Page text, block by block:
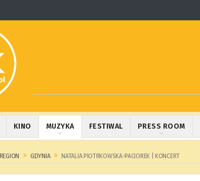
KINO MUZYKA FESTIWAL PRESS ROOM
REGION GDYNIA NATALIA PIOTRKOWSKA-PACIOREK | KONCERT